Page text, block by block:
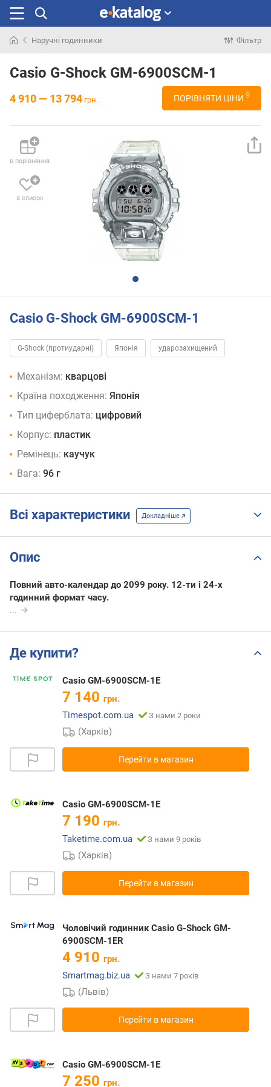
раніше
Наручні годинники Фільтр
Casio G-Shock GM-6900SCM-1
4 910 — 13 794 грн. ПОРІВНЯТИ ЦІНИ 9
в порівняння
в список
Casio G-Shock GM-6900SCM-1
G-Shock (протиударні) Японія ударозахищений
Механізм: кварцові
Країна походження: Японія
Тип циферблата: цифровий
Корпус: пластик
Ремінець: каучук
Вага: 96 г
Всі характеристики Докладніше
Опис
Повний авто-календар до 2099 року. 12-ти і 24-х
годинний формат часу.
...
Де купити?
Casio GM-6900SCM-1E
7 140 грн.
Timespot.com.ua
З нами 2 роки
(Харків)
Перейти в магазин
Casio GM-6900SCM-1E
7 190 грн.
Taketime.com.ua
З нами 9 років
(Харків)
Перейти в магазин
Чоловічий годинник Casio G-Shock GM-
6900SCM-1ER
4 910 грн.
Smartmag.biz.ua
З нами 7 років
(Львів)
Перейти в магазин
Casio GM-6900SCM-1E
7 250 грн.